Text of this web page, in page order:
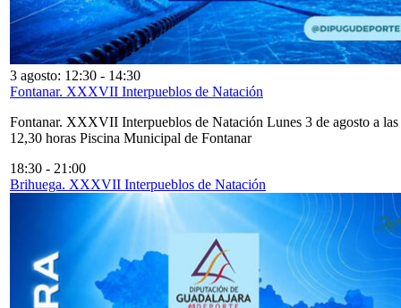
3 agosto: 12:30 - 14:30
Fontanar. XXXVII Interpueblos de Natación
Fontanar. XXXVII Interpueblos de Natación Lunes 3 de agosto a las
12,30 horas Piscina Municipal de Fontanar
18:30 - 21:00
Brihuega. XXXVII Interpueblos de Natación